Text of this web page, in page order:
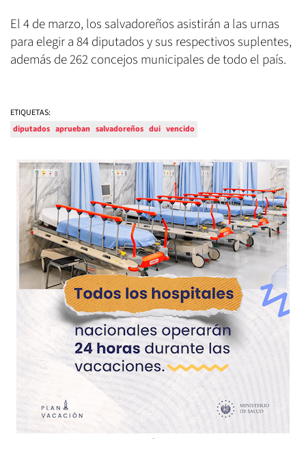
El 4 de marzo, los salvadoreños asistirán a las urnas
para elegir a 84 diputados y sus respectivos suplentes,
además de 262 concejos municipales de todo el país.
ETIQUETAS:
diputados aprueban salvadoreños dui vencido